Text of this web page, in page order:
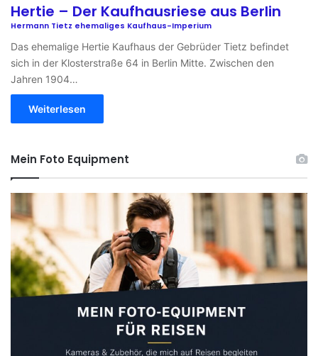
Hertie – Der Kaufhausriese aus Berlin
Hermann Tietz ehemaliges Kaufhaus-Imperium
Das ehemalige Hertie Kaufhaus der Gebrüder Tietz befindet
sich in der Klosterstraße 64 in Berlin Mitte. Zwischen den
Jahren 1904…
Weiterlesen
Mein Foto Equipment